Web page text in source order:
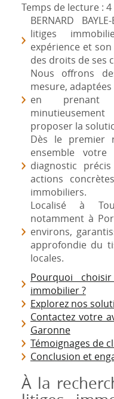
Temps de lecture :
BERNARD
litiges
expérience et
des droits de ses
Nous offrons
mesure,
en prenant
proposer la
Dès le premier
ensemble
diagnostic
actions
immobiliers.
Localisé à
notamment à
environs,
approfondie du
locales.
Pourquoi
immobilier ?
Explorez nos
Contactez votre
Garonne
Témoignages de
Conclusion et
À la